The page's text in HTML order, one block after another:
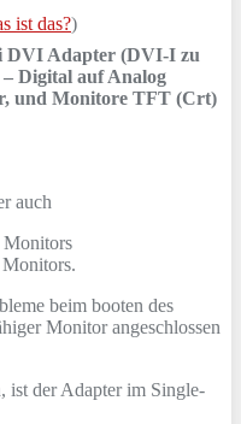
ist das?)
DVI Adapter (DVI-I zu
Digital auf Analog
und Monitore TFT (Crt)
auch
Monitors
Monitors.
beim booten des
Monitor angeschlossen
ist der Adapter im Single-